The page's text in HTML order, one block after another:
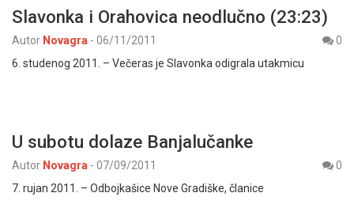
Slavonka i Orahovica neodlučno (23:23)
Autor Novagra - 06/11/2011
0
6. studenog 2011. – Večeras je Slavonka odigrala utakmicu
U subotu dolaze Banjalučanke
Autor Novagra - 07/09/2011
0
7. rujan 2011. – Odbojkašice Nove Gradiške, članice